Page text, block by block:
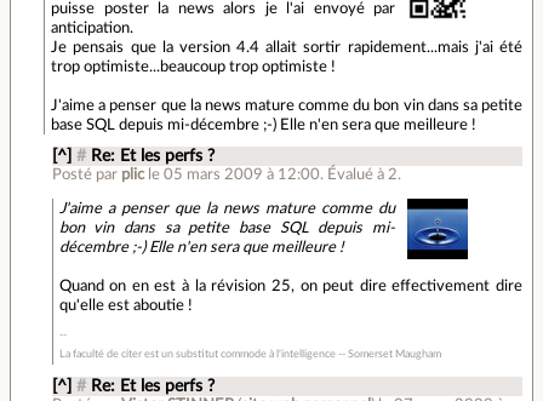
puisse poster la news alors je l'ai envoyé par
anticipation.
Je pensais que la version 4.4 allait sortir rapidement...mais j'ai été
trop optimiste... beaucoup trop optimiste !
J'aime a penser que la news mature comme du bon vin dans sa petite
base SQL depuis mi-décembre ;-) Elle n'en sera que meilleure !
[^] # Re: Et les perfs ?
Posté par plic le 05 mars 2009 à 12:00. Évalué à 2.
J'aime a penser que la news mature comme du
bon vin dans sa petite base SQL depuis mi-
décembre ;-) Elle n'en sera que meilleure !
Quand on en est à la révision 25, on peut dire effectivement dire
qu'elle est aboutie !
­La faculté de citer est un substitut commode à l'intelligence -- Somerset Maugham
[^] # Re: Et les perfs ?